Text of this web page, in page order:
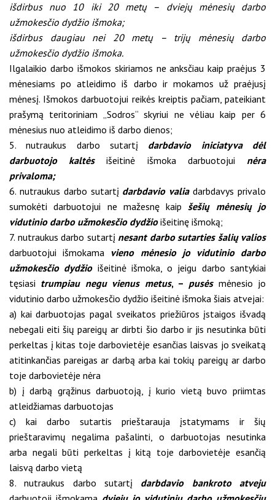
išdirbus nuo 10 iki 20 metų – dviejų mėnesių darbo
užmokesčio dydžio išmoka;
išdirbus daugiau nei 20 metų – trijų mėnesių darbo
užmokesčio dydžio išmoka.
Ilgalaikio darbo išmokos skiriamos ne anksčiau kaip praėjus 3
mėnesiams po atleidimo iš darbo ir mokamos už praėjusį
mėnesį. Išmokos darbuotojui reikės kreiptis pačiam, pateikiant
prašymą teritoriniam „Sodros“ skyriui ne vėliau kaip per 6
mėnesius nuo atleidimo iš darbo dienos;
5. nutraukus darbo sutartį darbdavio iniciatyva dėl
darbuotojo kaltėsišeitinė išmoka darbuotojui nėra
privaloma;
6. nutraukus darbo sutartį darbdavio valia darbdavys privalo
sumokėti darbuotojui ne mažesnę kaipšešių mėnesių jo
vidutinio darbo užmokesčio dydžioišeitinę išmoką;
7. nutraukus darbo sutartį nesant darbo sutarties šalių valios
darbuotojui išmokama vieno mėnesio jo vidutinio darbo
užmokesčio dydžio išeitinė išmoka, o jeigu darbo santykiai
tęsiasi trumpiau negu vienus metus, – pusėsmėnesio jo
vidutinio darbo užmokesčio dydžio išeitinė išmoka šiais atvejai:
a) kai darbuotojas pagal sveikatos priežiūros įstaigos išvadą
nebegali eiti šių pareigų ar dirbti šio darbo ir jis nesutinka būti
perkeltas į kitas toje darbovietėje esančias laisvas jo sveikatą
atitinkančias pareigas ar darbą arba kai tokių pareigų ar darbo
toje darbovietėje nėra
b) į darbą grąžinus darbuotoją, į kurio vietą buvo priimtas
atleidžiamas darbuotojas
c) kai darbo sutartis prieštarauja įstatymams ir šių
prieštaravimų negalima pašalinti, o darbuotojas nesutinka
arba negali būti perkeltas į kitą toje darbovietėje esančią
laisvą darbo vietą
8. nutraukus darbo sutartį darbdavio bankroto atveju